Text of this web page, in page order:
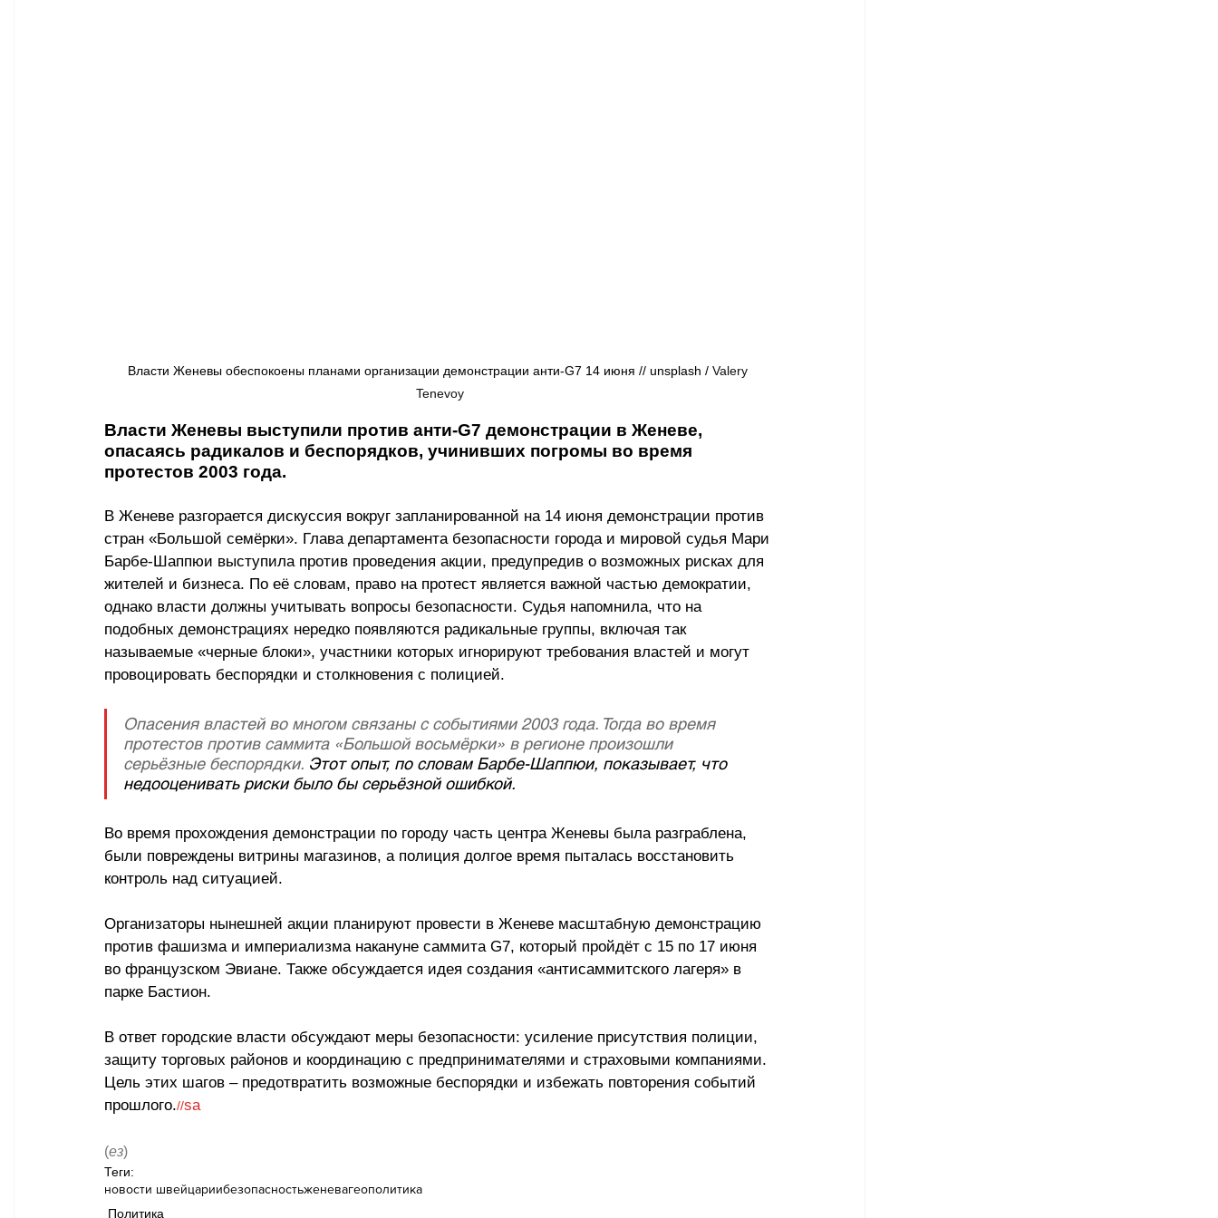
Власти Женевы обеспокоены планами организации демонстрации анти-G7 14 июня // unsplash / Valery
Tenevoy
Власти Женевы выступили против анти-G7 демонстрации в Женеве,
опасаясь радикалов и беспорядков, учинивших погромы во время
протестов 2003 года.
В Женеве разгорается дискуссия вокруг запланированной на 14 июня демонстрации против
стран «Большой семёрки». Глава департамента безопасности города и мировой судья Мари
Барбе-Шаппюи выступила против проведения акции, предупредив о возможных рисках для
жителей и бизнеса. По её словам, право на протест является важной частью демократии,
однако власти должны учитывать вопросы безопасности. Судья напомнила, что на
подобных демонстрациях нередко появляются радикальные группы, включая так
называемые «черные блоки», участники которых игнорируют требования властей и могут
провоцировать беспорядки и столкновения с полицией.
Опасения властей во многом связаны с событиями 2003 года. Тогда во время
протестов против саммита «Большой восьмёрки» в регионе произошли
серьёзные беспорядки. Этот опыт, по словам Барбе-Шаппюи, показывает, что
недооценивать риски было бы серьёзной ошибкой.
Во время прохождения демонстрации по городу часть центра Женевы была разграблена,
были повреждены витрины магазинов, а полиция долгое время пыталась восстановить
контроль над ситуацией.
Организаторы нынешней акции планируют провести в Женеве масштабную демонстрацию
против фашизма и империализма накануне саммита G7, который пройдёт с 15 по 17 июня
во французском Эвиане. Также обсуждается идея создания «антисаммитского лагеря» в
парке Бастион.
В ответ городские власти обсуждают меры безопасности: усиление присутствия полиции,
защиту торговых районов и координацию с предпринимателями и страховыми компаниями.
Цель этих шагов – предотвратить возможные беспорядки и избежать повторения событий
прошлого.//sa
(ез)
Теги:
новости швейцариибезопасностьженевагеополитика
Политика